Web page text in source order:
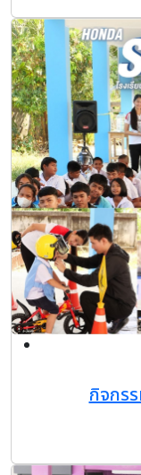
กิจกร